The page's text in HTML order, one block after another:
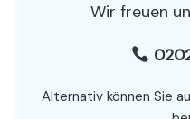
Wir freuen
Alternativ können Sie